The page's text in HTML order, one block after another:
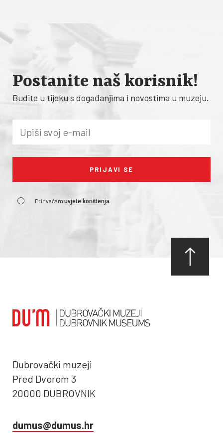
Postanite naš korisnik!
Budite u tijeku s događanjima i novostima u muzeju.
Prihvaćam uvjete korištenja
Dubrovački muzeji
Pred Dvorom 3
20000 DUBROVNIK
dumus@dumus.hr